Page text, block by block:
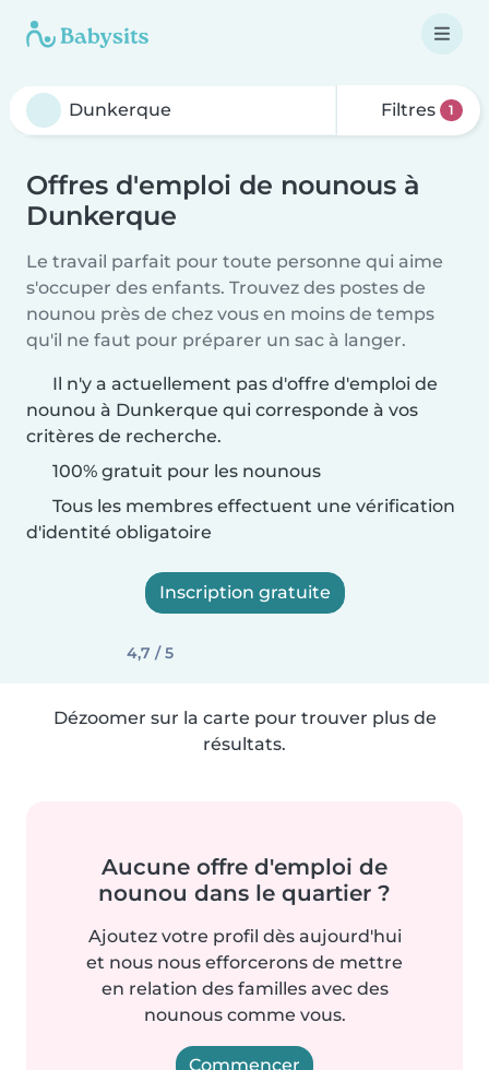
Filtres 1
Offres d'emploi de nounous à
Dunkerque
Le travail parfait pour toute personne qui aime
s'occuper des enfants. Trouvez des postes de
nounou près de chez vous en moins de temps
qu'il ne faut pour préparer un sac à langer.
Il n'y a actuellement pas d'offre d'emploi de
nounou à Dunkerque qui corresponde à vos
critères de recherche.
100% gratuit pour les nounous
Tous les membres effectuent une vérification
d'identité obligatoire
Inscription gratuite
4,7 / 5
Dézoomer sur la carte pour trouver plus de
résultats.
Aucune offre d'emploi de
nounou dans le quartier ?
Ajoutez votre profil dès aujourd'hui
et nous nous efforcerons de mettre
en relation des familles avec des
nounous comme vous.
Commencer